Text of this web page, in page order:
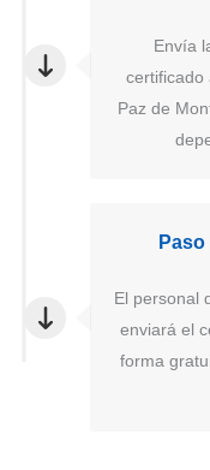
Envía
certificado
Paz de
Paso
El personal
enviará el
forma